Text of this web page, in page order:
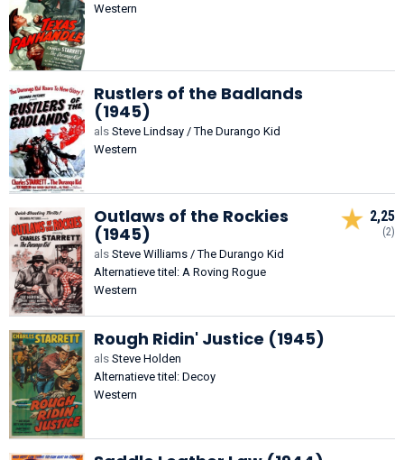
Western
Rustlers of the Badlands
(1945)
als Steve Lindsay / The Durango Kid
Western
Outlaws of the Rockies
(1945)
als Steve Williams / The Durango Kid
Alternatieve titel: A Roving Rogue
Western
2,25
(2)
Rough Ridin' Justice (1945)
als Steve Holden
Alternatieve titel: Decoy
Western